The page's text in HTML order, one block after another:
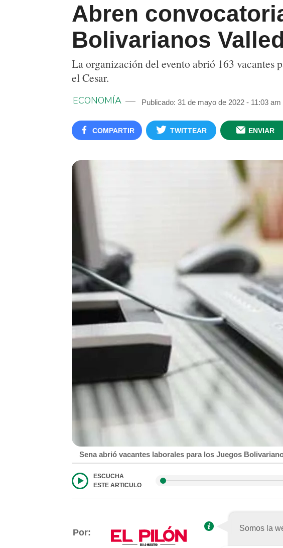
Abren
Bolivarianos
La organización del evento abrió 163 vacantes
el Cesar.
ECONOMÍA Publicado: 31 de mayo de 2022 - 11:03 am
COMPARTIR TWITTEAR ENVIAR
Sena abrió vacantes laborales para los Juegos
ESCUCHA
ESTE ARTICULO
Por: Somos la